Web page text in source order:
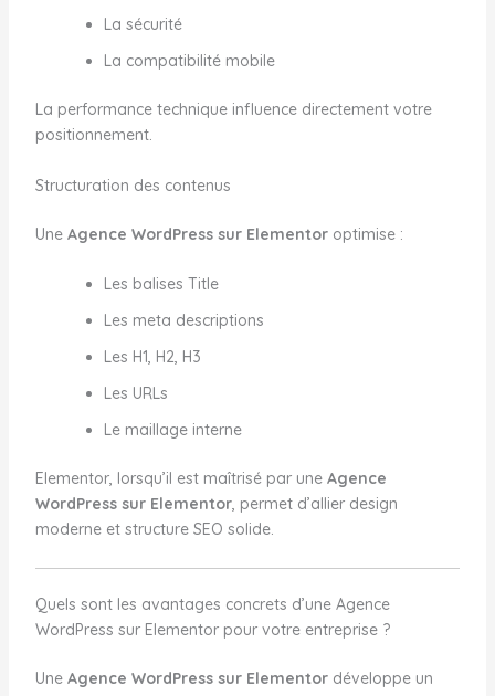
La sécurité
La compatibilité mobile
La performance technique influence directement votre
positionnement.
Structuration des contenus
Une Agence WordPress sur Elementoroptimise :
Les balises Title
Les meta descriptions
Les H1, H2, H3
Les URLs
Le maillage interne
Elementor, lorsqu’il est maîtrisé par une Agence
WordPress sur Elementor, permet d’allier design
moderne et structure SEO solide.
Quels sont les avantages concrets d’une Agence
WordPress sur Elementor pour votre entreprise ?
Une Agence WordPress sur Elementordéveloppe un